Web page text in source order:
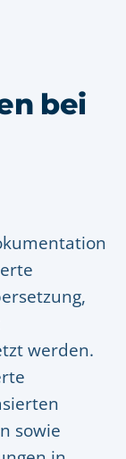
bei
werden.
sowie